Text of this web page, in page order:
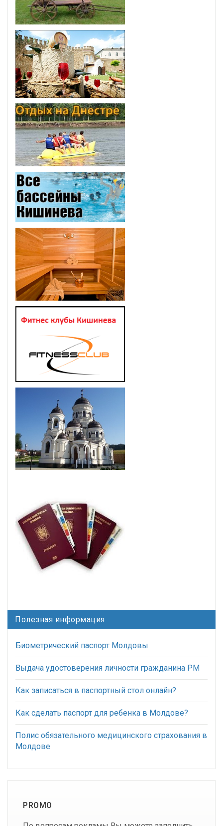
Полезная информация
Биометрический паспорт Молдовы
Выдача удостоверения личности гражданина РМ
Как записаться в паспортный стол онлайн?
Как сделать паспорт для ребенка в Молдове?
Полис обязательного медицинского страхования в
Молдове
PROMO